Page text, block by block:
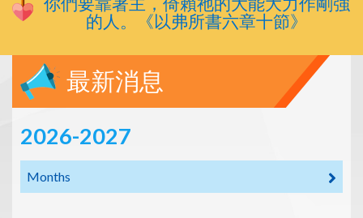
的人。《以弗所書六章十節》
最新消息
2026-2027
Months